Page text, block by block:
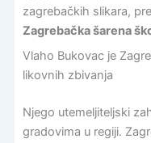
zagrebačkih slikara,
Zagrebačka šarena
Vlaho Bukovac je
likovnih zbivanja
Njego utemeljiteljski
gradovima u regiji.